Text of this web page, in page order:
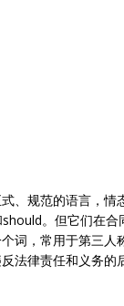
、规范的语言，
。但它们在
词，常用于第三
法律责任和义务的